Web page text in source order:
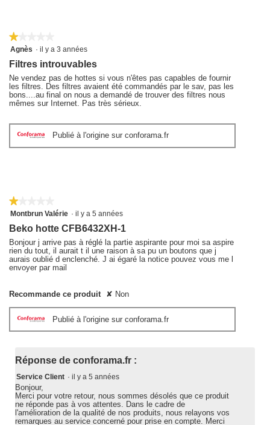
★★★★★
★★★★★
1
5
Agnès · il y a 3 années
Filtres introuvables
Ne vendez pas de hottes si vous n'êtes pas capables de fournir
les filtres. Des filtres avaient été commandés par le sav, pas les
bons....au final on nous a demandé de trouver des filtres nous
mêmes sur Internet. Pas très sérieux.
Publié à l'origine sur conforama.fr
★★★★★
★★★★★
1
5
Montbrun Valérie · il y a 5 années
Beko hotte CFB6432XH-1
Bonjour j arrive pas à réglé la partie aspirante pour moi sa aspire
rien du tout, il aurait t il une raison à sa pu un boutons que j
aurais oublié d enclenché. J ai égaré la notice pouvez vous me l
envoyer par mail
Recommande ce produit ✘ Non
Publié à l'origine sur conforama.fr
Réponse de conforama.fr :
Service Client · il y a 5 années
Bonjour,
Merci pour votre retour, nous sommes désolés que ce produit
ne réponde pas à vos attentes. Dans le cadre de
l'amélioration de la qualité de nos produits, nous relayons vos
remarques au service concerné pour prise en compte. Merci